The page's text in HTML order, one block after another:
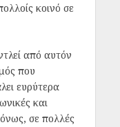
κοινό σε
από αυτόν
που
ευρύτερα
και
σε πολλές